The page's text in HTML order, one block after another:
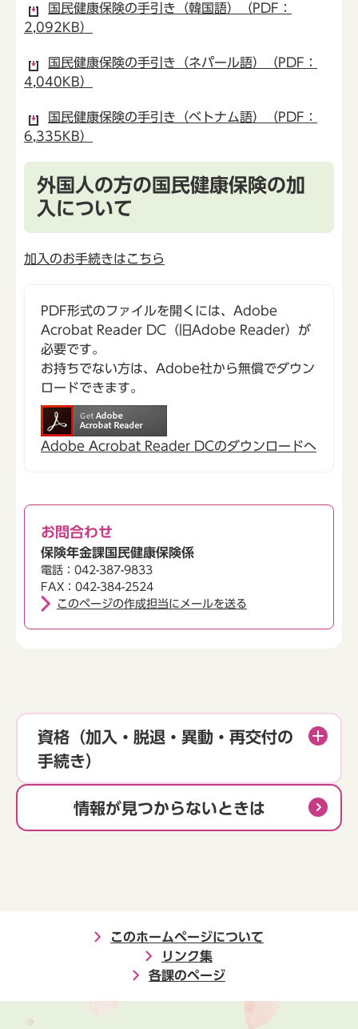
国民健康保険の手引き（韓国語）（PDF：
2,092KB）
国民健康保険の手引き（ネパール語）（PDF：
4,040KB）
国民健康保険の手引き（ベトナム語）（PDF：
6,335KB）
外国人の方の国民健康保険の加
入について
加入のお手続きはこちら
PDF形式のファイルを開くには、Adobe
Acrobat Reader DC（旧Adobe Reader）が
必要です。
お持ちでない方は、Adobe社から無償でダウン
ロードできます。
Adobe Acrobat Reader DCのダウンロードへ
お問合わせ
保険年金課国民健康保険係
電話：042-387-9833
FAX：042-384-2524
このページの作成担当にメールを送る
資格（加入・脱退・異動・再交付の
手続き）
情報が見つからないときは
このホームページについて
リンク集
各課のページ